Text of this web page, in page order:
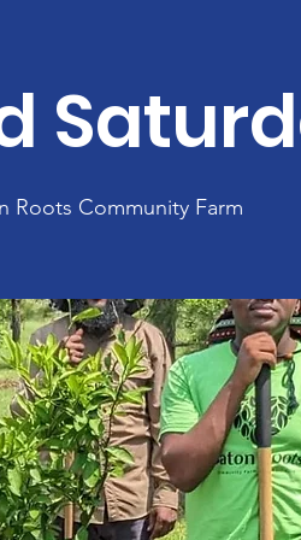
Roots Community Farm